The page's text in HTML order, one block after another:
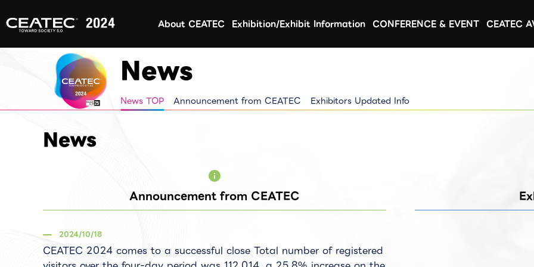
About CEATEC Exhibition/Exhibit Information CONFERENCE & EVENT CEATEC
News
News TOP Announcement from CEATEC Exhibitors Updated Info​
News
info
Announcement from CEATEC
2024/10/18
CEATEC 2024 comes to a successful close Total number of registered